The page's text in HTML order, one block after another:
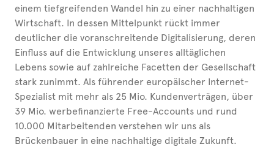
einem tiefgreifenden Wandel hin zu einer nachhaltigen
Wirtschaft. In dessen Mittelpunkt rückt immer
deutlicher die voranschreitende Digitalisierung, deren
Einfluss auf die Entwicklung unseres alltäglichen
Lebens sowie auf zahlreiche Facetten der Gesellschaft
stark zunimmt. Als führender europäischer Internet-
Spezialist mit mehr als 25 Mio. Kundenverträgen, über
39 Mio. werbefinanzierte Free-Accounts und rund
10.000 Mitar­bei­tenden verstehen wir uns als
Brückenbauer in eine nachhaltige digitale Zukunft.